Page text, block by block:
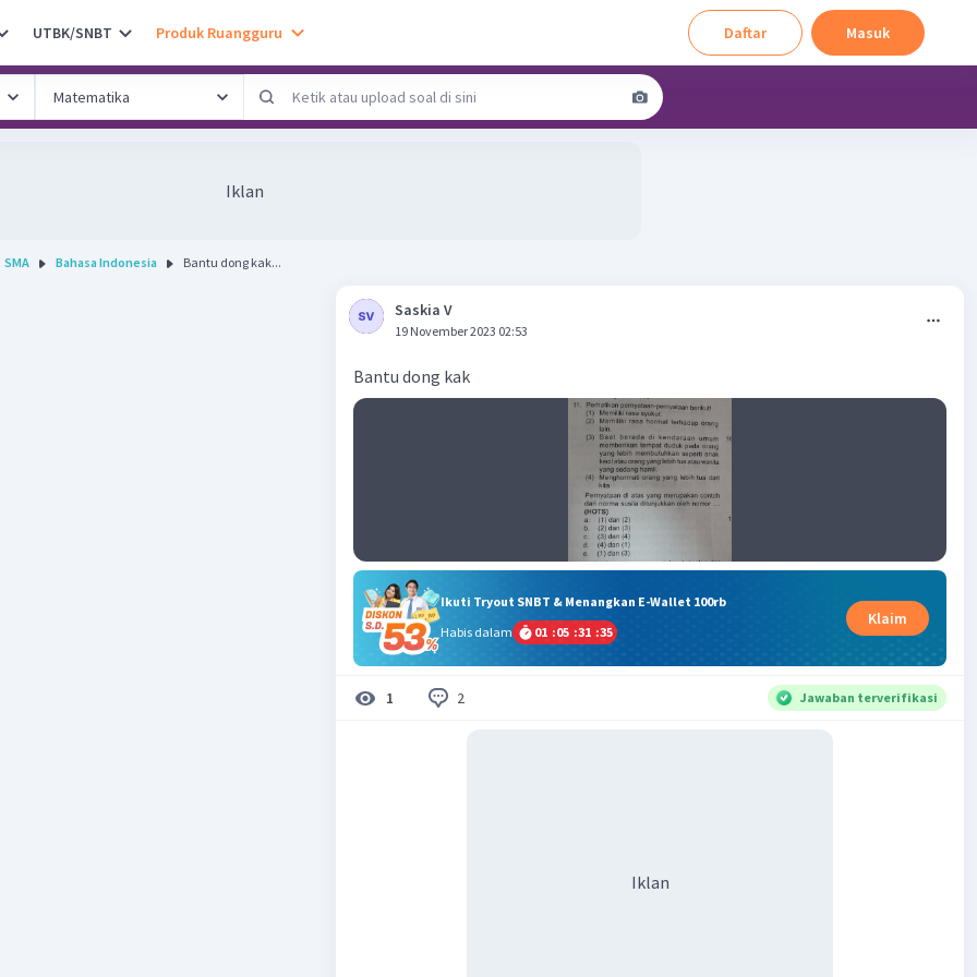
UTBK/SNBT Produk Ruangguru Daftar Masuk
Iklan
SMA Bahasa Indonesia Bantu dong kak...
Saskia V
19 November 2023 02:53
Bantu dong kak
Ikuti Tryout SNBT & Menangkan E-Wallet 100rb
Habis dalam
01 :05 :31 :34
Klaim
1 2 Jawaban terverifikasi
Iklan